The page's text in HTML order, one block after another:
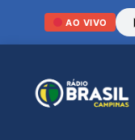
AO VIVO